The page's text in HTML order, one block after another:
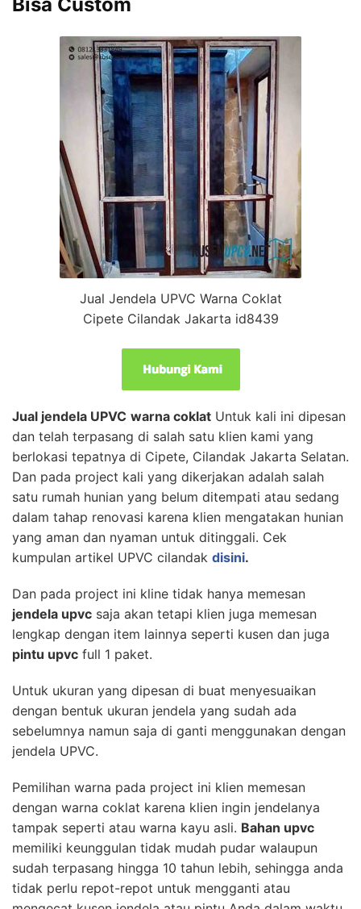
Jual Jendela UPVC Warna Coklat
Cipete Cilandak Jakarta id8439
Jual jendela UPVC warna coklat Untuk kali ini dipesan
dan telah terpasang di salah satu klien kami yang
berlokasi tepatnya di Cipete, Cilandak Jakarta Selatan.
Dan pada project kali yang dikerjakan adalah salah
satu rumah hunian yang belum ditempati atau sedang
dalam tahap renovasi karena klien mengatakan hunian
yang aman dan nyaman untuk ditinggali. Cek
kumpulan artikel UPVC cilandak disini.
Dan pada project ini kline tidak hanya memesan
jendela upvc saja akan tetapi klien juga memesan
lengkap dengan item lainnya seperti kusen dan juga
pintu upvc full 1 paket.
Untuk ukuran yang dipesan di buat menyesuaikan
dengan bentuk ukuran jendela yang sudah ada
sebelumnya namun saja di ganti menggunakan dengan
jendela UPVC.
Pemilihan warna pada project ini klien memesan
dengan warna coklat karena klien ingin jendelanya
tampak seperti atau warna kayu asli. Bahan upvc
memiliki keunggulan tidak mudah pudar walaupun
sudah terpasang hingga 10 tahun lebih, sehingga anda
tidak perlu repot-repot untuk mengganti atau